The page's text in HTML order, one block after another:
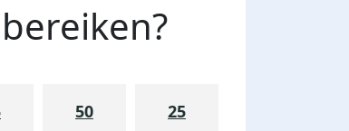
bereiken?
50 25